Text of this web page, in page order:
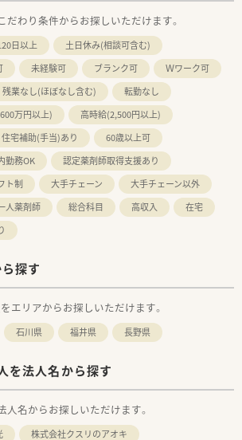
わり条件からお探しいただけます。
日以上
土日休み(相談可含む)
未経験可 ブランク可
Ｗワーク可
残業なし(ほぼなし含む)
転勤なし
万円以上)
高時給(2,500円以上)
住宅補助(手当)あり
60歳以上可
勤務OK
認定薬剤師取得支援あり
ト制 大手チェーン
大手チェーン以外
人薬剤師 総合科目 高収入
在宅
探す
エリアからお探しいただけます。
石川県 福井県 長野県
を法人名から探す
名からお探しいただけます。
株式会社クスリのアオキ